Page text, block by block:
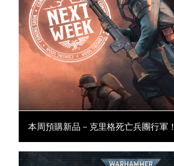
本周預購新品－克里格死亡兵團行軍！